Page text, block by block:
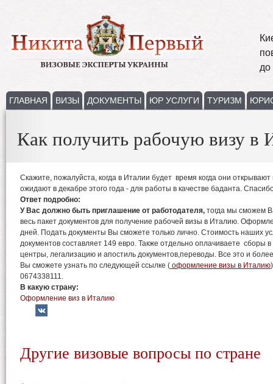
до
ГЛАВНАЯ ВИЗЫ ДОКУМЕНТЫ ЮР УСЛУГИ ТУРИЗМ
Как получить рабочую визу в
Скажите, пожалуйста, когда в Италии будет время когда они
ожидают в декабре этого года - для работы в качестве баданта.
Ответ подробно:
У Вас должно быть приглашение от работодателя, тогда мы сможем
весь пакет документов для получение рабочей визы в Италию.
дней. Подать документы Вы сможете только лично. Стоимость наших
документов составляет 149 евро. Также отдельно оплачиваете сборы
центры, легализацию и апостиль документов,переводы. Все это и
Вы сможете узнать по следующей ссылке ( оформление визы в Италию
0674338111.
В какую страну:
Оформление виз в Италию
Другие визовые вопросы по стране